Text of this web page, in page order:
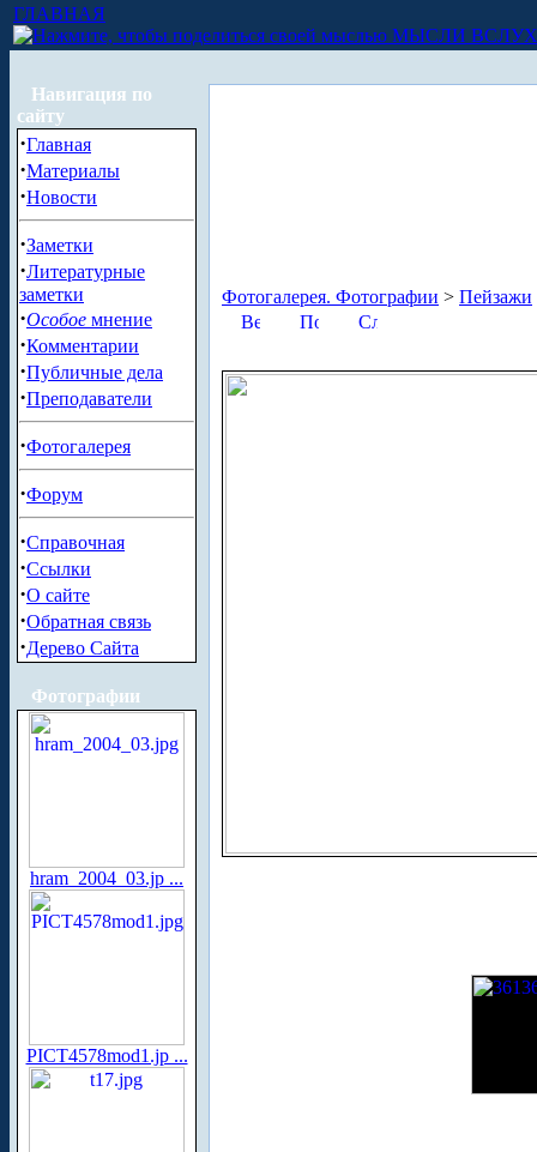
ГЛАВНАЯ
МЫСЛИ ВСЛУХ
Навигация по
сайту
·Главная
·Материалы
·Новости
·Заметки
·Литературные
заметки
·Особое мнение
·Комментарии
·Публичные дела
·Преподаватели
·Фотогалерея
·Форум
·Справочная
·Ссылки
·О сайте
·Обратная связь
·Дерево Сайта
Фотографии
hram_2004_03.jp ...
PICT4578mod1.jp ...
Фотогалерея. Фотографии > Пейзажи